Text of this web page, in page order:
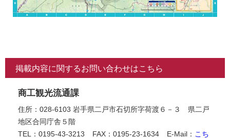
掲載内容に関するお問い合わせはこちら
商工観光流通課
住所：028-6103 岩手県二戸市石切所字荷渡６－３ 県二戸
地区合同庁舎５階
TEL：0195-43-3213
FAX：0195-23-1634 E-Mail： こち